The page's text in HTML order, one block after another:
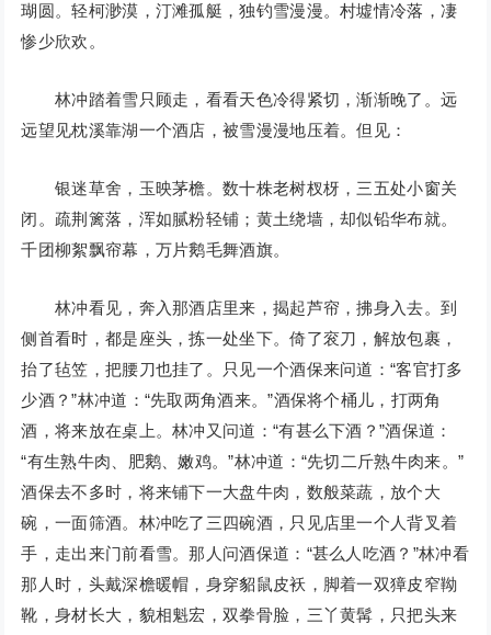
瑚圆。轻柯渺漠，汀滩孤艇，独钓雪漫漫。村墟情冷落，凄
惨少欣欢。
林冲踏着雪只顾走，看看天色冷得紧切，渐渐晚了。远
远望见枕溪靠湖一个酒店，被雪漫漫地压着。但见：
银迷草舍，玉映茅檐。数十株老树杈枒，三五处小窗关
闭。疏荆篱落，浑如腻粉轻铺；黄土绕墙，却似铅华布就。
千团柳絮飘帘幕，万片鹅毛舞酒旗。
林冲看见，奔入那酒店里来，揭起芦帘，拂身入去。到
侧首看时，都是座头，拣一处坐下。倚了衮刀，解放包裹，
抬了毡笠，把腰刀也挂了。只见一个酒保来问道：“客官打多
少酒？”林冲道：“先取两角酒来。”酒保将个桶儿，打两角
酒，将来放在桌上。林冲又问道：“有甚么下酒？”酒保道：
“有生熟牛肉、肥鹅、嫩鸡。”林冲道：“先切二斤熟牛肉来。”
酒保去不多时，将来铺下一大盘牛肉，数般菜蔬，放个大
碗，一面筛酒。林冲吃了三四碗酒，只见店里一个人背叉着
手，走出来门前看雪。那人问酒保道：“甚么人吃酒？”林冲看
那人时，头戴深檐暖帽，身穿貂鼠皮袄，脚着一双獐皮窄靿
靴，身材长大，貌相魁宏，双拳骨脸，三丫黄髯，只把头来